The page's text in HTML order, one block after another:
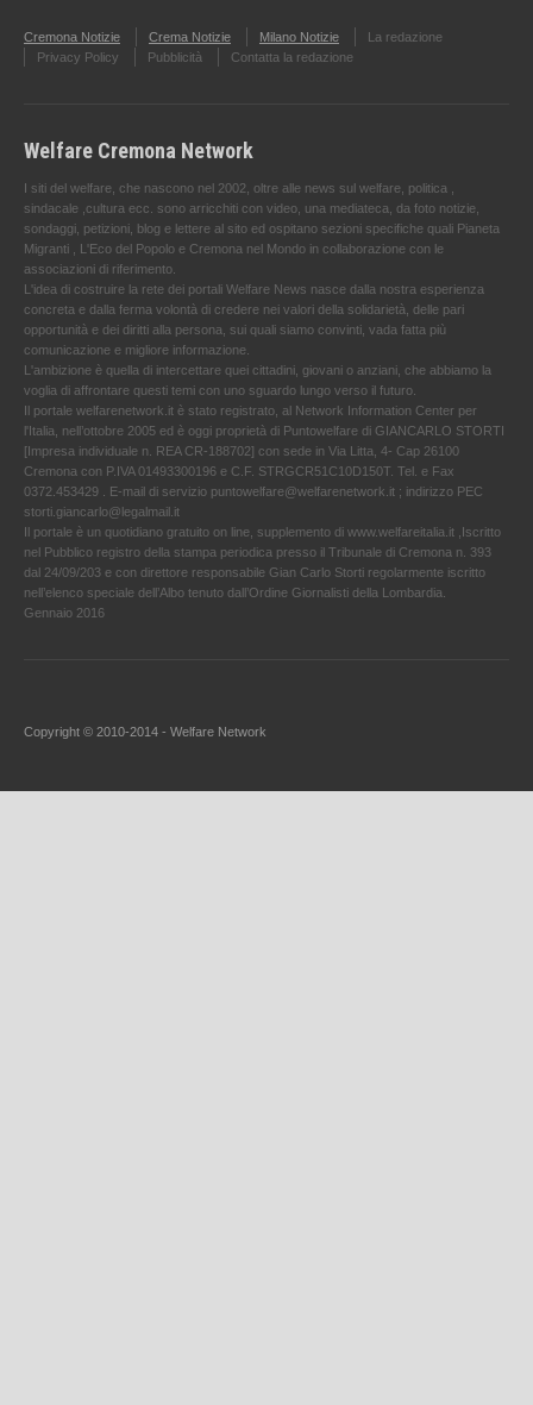
Cremona Notizie Crema Notizie Milano Notizie
La redazione
Privacy Policy
Pubblicità Contatta la redazione
Welfare Cremona Network
I siti del welfare, che nascono nel 2002, oltre alle news sul welfare, politica ,
sindacale ,cultura ecc. sono arricchiti con video, una mediateca, da foto notizie,
sondaggi, petizioni, blog e lettere al sito ed ospitano sezioni specifiche quali Pianeta
Migranti , L'Eco del Popolo e Cremona nel Mondo in collaborazione con le
associazioni di riferimento.
L'idea di costruire la rete dei portali Welfare News nasce dalla nostra esperienza
concreta e dalla ferma volontà di credere nei valori della solidarietà, delle pari
opportunità e dei diritti alla persona, sui quali siamo convinti, vada fatta più
comunicazione e migliore informazione.
L'ambizione è quella di intercettare quei cittadini, giovani o anziani, che abbiamo la
voglia di affrontare questi temi con uno sguardo lungo verso il futuro.
Il portale welfarenetwork.it è stato registrato, al Network Information Center per
l'Italia, nell’ottobre 2005 ed è oggi proprietà di Puntowelfare di GIANCARLO STORTI
[Impresa individuale n. REA CR-188702] con sede in Via Litta, 4- Cap 26100
Cremona con P.IVA 01493300196 e C.F. STRGCR51C10D150T. Tel. e Fax
0372.453429 . E-mail di servizio puntowelfare@welfarenetwork.it ; indirizzo PEC
storti.giancarlo@legalmail.it
Il portale è un quotidiano gratuito on line, supplemento di www.welfareitalia.it ,Iscritto
nel Pubblico registro della stampa periodica presso il Tribunale di Cremona n. 393
dal 24/09/203 e con direttore responsabile Gian Carlo Storti regolarmente iscritto
nell’elenco speciale dell’Albo tenuto dall’Ordine Giornalisti della Lombardia.
Gennaio 2016
Copyright © 2010-2014 - Welfare Network